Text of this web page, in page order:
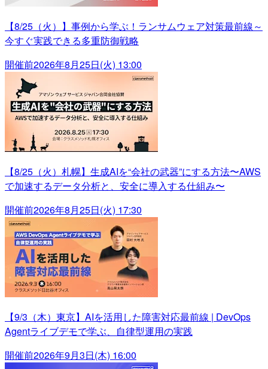
【8/25（火）】事例から学ぶ！ランサムウェア対策最前線～
今すぐ実践できる多重防御戦略
開催前2026年8月25日(火) 13:00
【8/25（火）札幌】生成AIを“会社の武器”にする方法〜AWS
で加速するデータ分析と、安全に導入する仕組み〜
開催前2026年8月25日(火) 17:30
【9/3（木）東京】AIを活用した障害対応最前線 | DevOps
Agentライブデモで学ぶ、自律型運用の実践
開催前2026年9月3日(木) 16:00